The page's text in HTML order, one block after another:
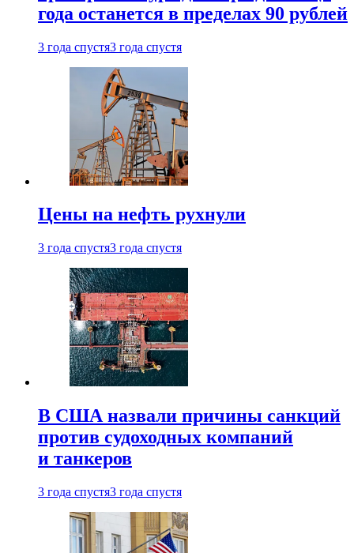
года останется в пределах 90 рублей
3 года спустя3 года спустя
Цены на нефть рухнули
3 года спустя3 года спустя
В США назвали причины санкций
против судоходных компаний
и танкеров
3 года спустя3 года спустя